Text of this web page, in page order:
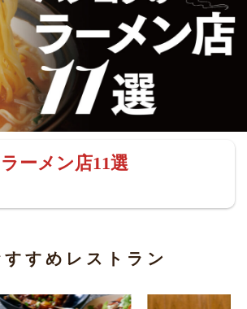
ーメン店11選
すすめレストラン